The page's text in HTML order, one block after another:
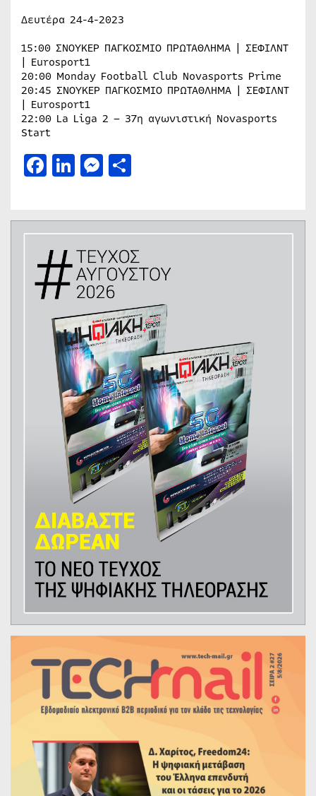
Δευτέρα 24-4-2023
15:00 ΣΝΟΥΚΕΡ ΠΑΓΚOΣΜΙΟ ΠΡΩΤΑΘΛΗΜΑ | ΣΕΦΙΛΝΤ
| Eurosport1
20:00 Monday Football Club Novasports Prime
20:45 ΣΝΟΥΚΕΡ ΠΑΓΚOΣΜΙΟ ΠΡΩΤΑΘΛΗΜΑ | ΣΕΦΙΛΝΤ
| Eurosport1
22:00 La Liga 2 – 37η αγωνιστική Novasports
Start
Facebook
LinkedIn
Messenger